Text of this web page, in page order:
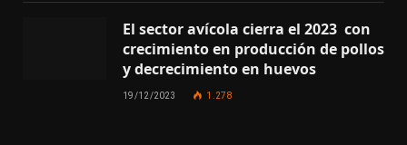
El sector avícola cierra el 2023 con
crecimiento en producción de pollos
y decrecimiento en huevos
19/12/2023 1.278